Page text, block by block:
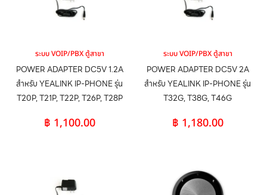
ระบบ VOIP/PBX ตู้สาขา
POWER ADAPTER DC5V 1.2A
สำหรับ YEALINK IP-PHONE รุ่น
T20P, T21P, T22P, T26P, T28P
฿ 1,100.00
ระบบ VOIP/PBX ตู้สาขา
POWER ADAPTER DC5V 2A
สำหรับ YEALINK IP-PHONE รุ่น
T32G, T38G, T46G
฿ 1,180.00